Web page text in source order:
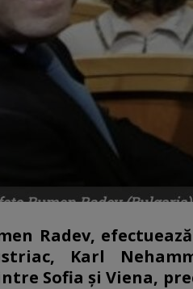
Radev,
Karl
Sofia şi Viena,